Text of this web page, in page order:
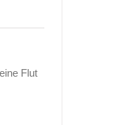
Flut